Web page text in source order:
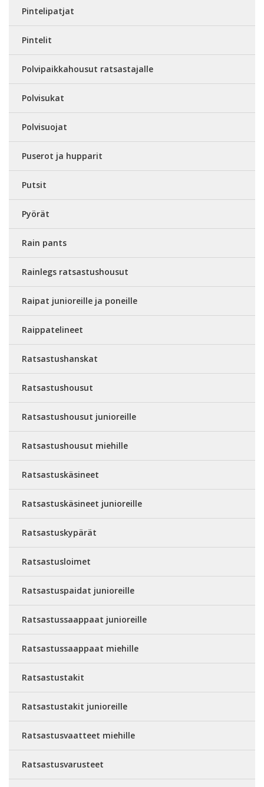
Pintelipatjat
Pintelit
Polvipaikkahousut ratsastajalle
Polvisukat
Polvisuojat
Puserot ja hupparit
Putsit
Pyörät
Rain pants
Rainlegs ratsastushousut
Raipat junioreille ja poneille
Raippatelineet
Ratsastushanskat
Ratsastushousut
Ratsastushousut junioreille
Ratsastushousut miehille
Ratsastuskäsineet
Ratsastuskäsineet junioreille
Ratsastuskypärät
Ratsastusloimet
Ratsastuspaidat junioreille
Ratsastussaappaat junioreille
Ratsastussaappaat miehille
Ratsastustakit
Ratsastustakit junioreille
Ratsastusvaatteet miehille
Ratsastusvarusteet